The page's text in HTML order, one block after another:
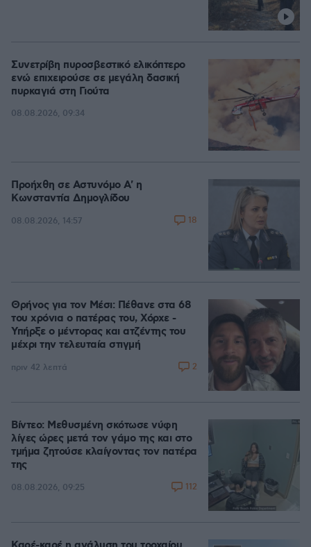
Συνετρίβη πυροσβεστικό ελικόπτερο
ενώ επιχειρούσε σε μεγάλη δασική
πυρκαγιά στη Γιούτα
08.08.2026, 09:34
Προήχθη σε Αστυνόμο Α' η
Κωνσταντία Δημογλίδου
08.08.2026, 14:57 18
Θρήνος για τον Μέσι: Πέθανε στα 68
του χρόνια ο πατέρας του, Χόρχε -
Υπήρξε ο μέντορας και ατζέντης του
μέχρι την τελευταία στιγμή
πριν 42 λεπτά 2
Βίντεο: Μεθυσμένη σκότωσε νύφη
λίγες ώρες μετά τον γάμο της και στο
τμήμα ζητούσε κλαίγοντας τον πατέρα
της
08.08.2026, 09:25 112